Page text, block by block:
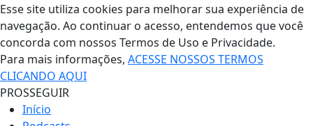
Esse site utiliza cookies para melhorar sua experiência de
navegação. Ao continuar o acesso, entendemos que você
concorda com nossos Termos de Uso e Privacidade.
Para mais informações, ACESSE NOSSOS TERMOS
CLICANDO AQUI
PROSSEGUIR
Início